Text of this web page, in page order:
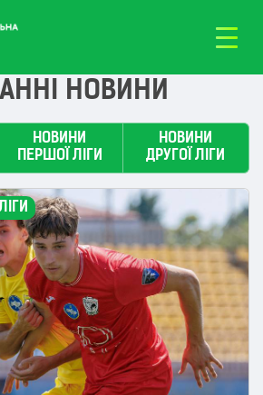
НОВИНИ
НОВИНИ
ПЕРШОЇ ЛІГИ
НОВИНИ
ДРУГОЇ ЛІГИ